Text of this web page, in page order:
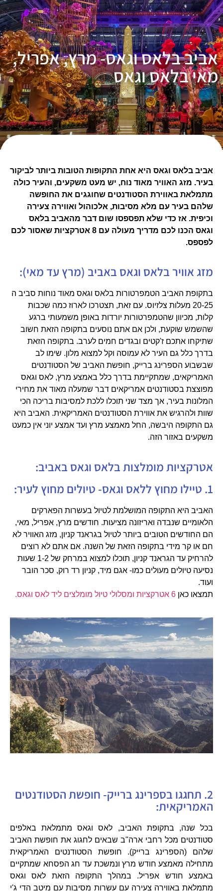
אביב בלאס וגאס- מרץ, אפריל,
מאי בלאס וגאס
אביב בלאס וגאס היא אחת התקופות הטובות ביותר לביקור
בעיר. מזג האוויר מאוד נוח, יש מעט משקעים, והעיר כולה
מתמלאת באווירת הסטודנטים שחוגגים את החופשה
שלהם בעיר עם מלא מסיבות, אלכוהול ואווירה צעירה
וכיפית. אז כדי שלא תפספסו שום דבר מהאביב בלאס
וגאס הכנו לכם מדריך מעולה עם 8 אטרקציות שאסור לכם
לפספס.
מזג אוויר בלאס וגאס באביב (מרץ עד מאי):
בתקופת האביב הטמפרטורות בלאס וגאס מאוד נוחות סביב ה
20-25 מעלות צלזיוס. עם זאת, תצטרכו לארוז כמה שכבות
קלות, מכיוון שהטמפרטורות יורדות באופן משמעותי ברגע
שהשמש שוקעת, ולכן אם אתם נוסעים בתקופה הזאת חשוב
שתיקחו אתכם ז'קטים ובגדים חמים לערב. בתקופה הזאת
בדרך כלל גם העיר לא עמוסה וקל למצוא מלון. שימו לב
שבשבוע הספרינג ברייק, חופשת האביב של הסטודנטים
האמריקאים, שמתקיימת בדרך כלל באמצע מרץ, לאס וגאס
מפוצצת בסטודנטים אמריקאים דבר שמעלה מאוד את מחירי
המלונות בעיר, אך מצד שני תוכלו ללכת למסיבות בריכה הכי
שוות ולהרגיש את אווירת הסטודנטים האמריקאית. האביב היא
גם התקופה היבשה, החל מאמצע מרץ ועד אמצע יוני אין כמעט
משקעים באזור הזה.
אטרקציות מומלצות בלאס וגאס באביב:
1. טיילו מחוץ ללאס וגאס- טיולים מחוץ לעיר:
האביב היא התקופה המושלמת לטיול בעשרות הפארקים
הלאומיים שנבדה ואריזונה מציעות. חודשים מרץ, אפריל, מאי,
הם החודשים הטובים ביותר לטיול בגראנד קניון, מזג האוויר לא
חם או קר מידי בתקופה הזאת של השנה. אם אתם לא רוצים
להרחיק עד הגראנד קניון, תוכלו למצוא במרחק של 1-2 שעות
נסיעה טיולים מעולים כמו- אגם מיד, קניון רד רוק, סכר הובר
ועוד.
תמצאו כאן 6 אטרקציות ומסלולי טיול מומלצים ליד לאס וגאס.
2. תחגגו בספרינג ברייק- חופשת הסטודנטים
האמריקאית:
בכל שנה, בתקופת האביב, לאס וגאס מתמלאת באלפים
סטודנטים מכל רחבי ארה"ב שבאים לחגוג את חופשת האביב
שלהם (הספרינג ברייק). חופשת הסטודנטים האמריקאית
מתחילה מאמצע חודש מרץ ונמשכת עד חג הפסחא שמתקיים
באמצע חודש אפריל. במהלך התקופה הזאת לאס וגאס
מתמלאת באווירה צעירה עם עשרות מסיבות עם מיטב הדי ג'י